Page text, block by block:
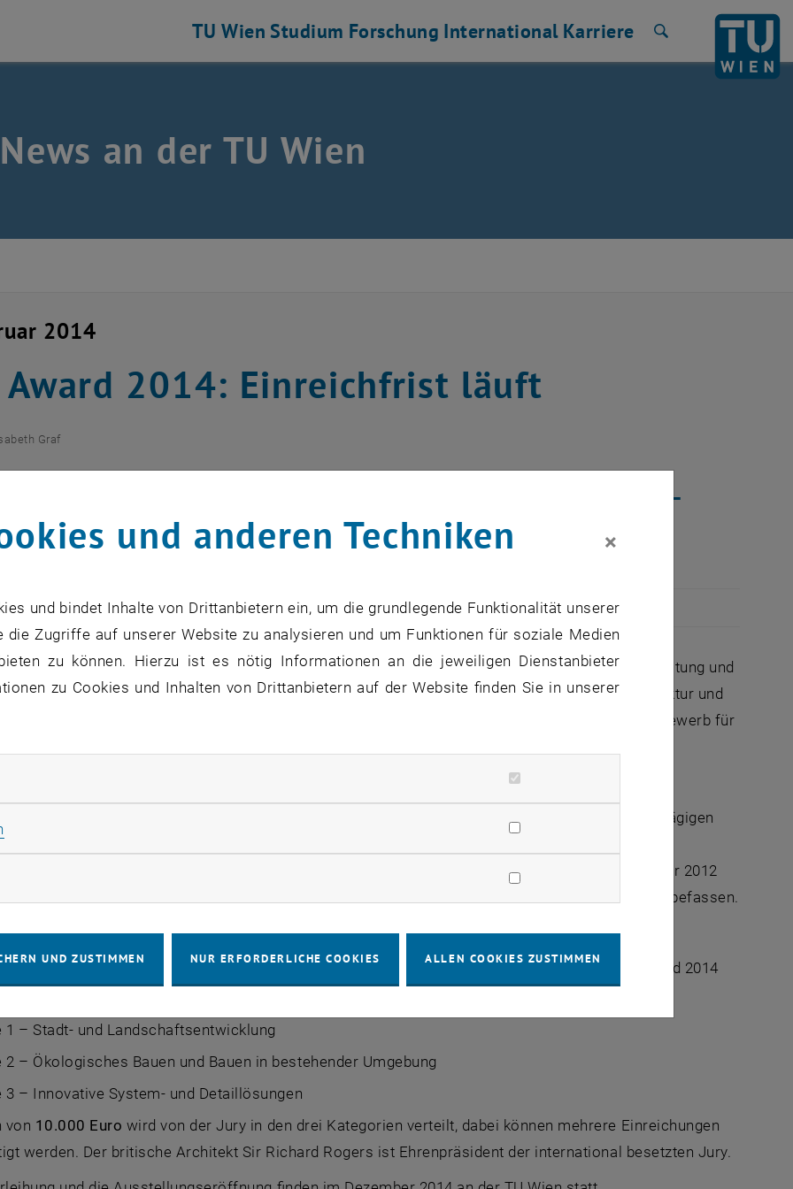
TU Wien Studium Forschung International Karriere
an der TU Wien
2014
Award 2014: Einreichfrist läuft
Graf
internationalen Projekte zum Thema nachhaltige Architektur –
sucht der biennal stattfindende Studierendenwettbewerb.
diesem Eintrag sind erst nach Login sichtbar.
organisiert die<link http: www.raumgestaltung.tuwien.ac.at _blank> Abteilung für Raumgestaltung und
Entwerfen (Institut für Architektur und Entwerfen) gemeinsam mit der Gesellschaft für Architektur und
den <link http: www.blueaward.at _blank>Blue Award. Der internationale Studierendenwettbewerb für
der Architektur, des Städtebaus, der Raumplanung sowie Studierende mit einer facheinschlägigen
oder Dissertation können teilnehmen – egal ob Bachelor- oder Masterstudium.
Projekt muss Teil einer betreuten Lehrveranstaltungen sein, die zwischen Sommersemester 2012
2014 absolviert wurde. Gesucht werden speziell Projekte, die sich mit Nachhaltigkeit befassen.
& Jury
submission dates-of-submission.html _blank>Einreichungen für den Blue Award 2014
1 – Stadt- und Landschaftsentwicklung
2 – Ökologisches Bauen und Bauen in bestehender Umgebung
3 – Innovative System- und Detaillösungen
von 10.000 Euro wird von der Jury in den drei Kategorien verteilt, dabei können mehrere Einreichungen
werden. Der britische Architekt Sir Richard Rogers ist Ehrenpräsident der international besetzten Jury.
und anderen Techniken ×
und bindet Inhalte von Drittanbietern ein, um die grundlegende Funktionalität unserer
Zugriffe auf unserer Website zu analysieren und um Funktionen für soziale Medien
zu können. Hierzu ist es nötig Informationen an die jeweiligen Dienstanbieter
zu Cookies und Inhalten von Drittanbietern auf der Website finden Sie in unserer
Cookies zulassen
UND ZUSTIMMEN NUR ERFORDERLICHE COOKIES ALLEN COOKIES ZUSTIMMEN